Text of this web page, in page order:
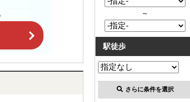
～
駅徒歩
さらに条件を選択